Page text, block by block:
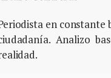
en constante
Analizo